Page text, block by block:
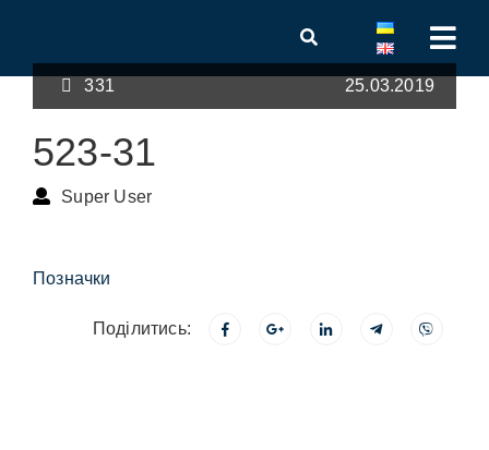
331 25.03.2019
523-31
Super User
Позначки
Поділитись: